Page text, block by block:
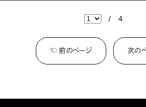
/ 4
☜ 前のページ 次の